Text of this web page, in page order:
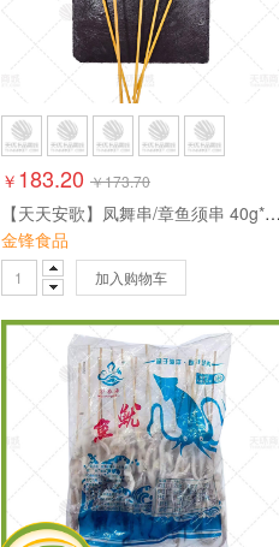
￥ 183.20 ￥173.70
【天天安歌】凤舞串/章鱼须
金锋食品
加入购物车